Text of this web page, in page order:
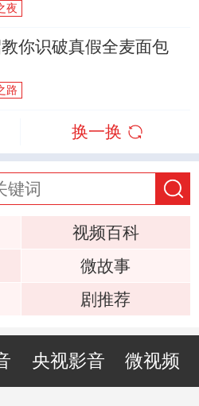
夜
你识破真假全麦面包
路
换一换
视频百科
微故事
剧推荐
央视影音 微视频